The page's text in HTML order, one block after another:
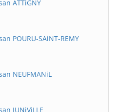
ATTiGNY
POURU-SAiNT-REMY
NEUFMANiL
JUNiViLLE